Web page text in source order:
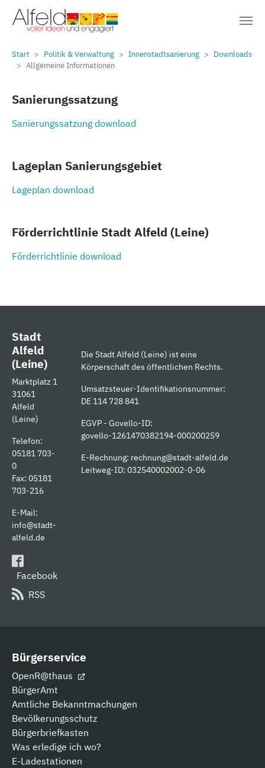
Zum Hauptinhalt springen
Start Politik & Verwaltung Innenstadtsanierung
Downloads
Allgemeine Informationen
Sanierungssatzung
Sanierungssatzung download
Lageplan Sanierungsgebiet
Lageplan download
Förderrichtlinie Stadt Alfeld (Leine)
Förderrichtlinie download
Stadt
Alfeld
(Leine)
Marktplatz 1
31061
Alfeld
(Leine)
Telefon:
05181 703-
0
Fax: 05181
703-216
E-Mail:
info@stadt-
alfeld.de
Facebook
RSS
Die Stadt Alfeld (Leine) ist eine
Körperschaft des öffentlichen Rechts.
Umsatzsteuer-Identifikationsnummer:
DE 114 728 841
EGVP - Govello-ID:
govello-1261470382194-000200259
E-Rechnung: rechnung@stadt-alfeld.de
Leitweg-ID: 032540002002-0-06
Bürgerservice
OpenR@thaus
BürgerAmt
Amtliche Bekanntmachungen
Bevölkerungsschutz
Bürgerbriefkasten
Was erledige ich wo?
E-Ladestationen